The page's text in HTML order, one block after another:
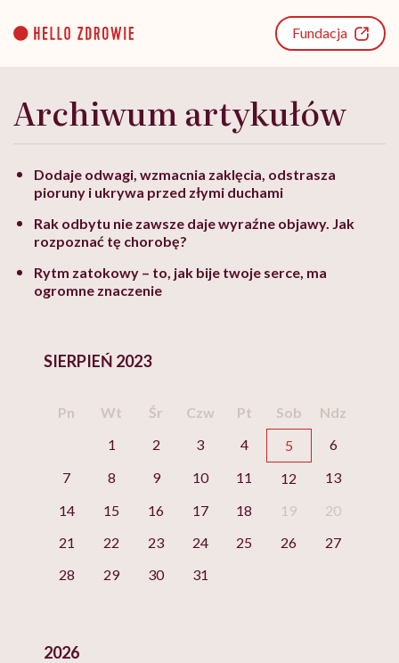
content
Fundacja
Archiwum artykułów
Dodaje odwagi, wzmacnia zaklęcia, odstrasza
pioruny i ukrywa przed złymi duchami
Rak odbytu nie zawsze daje wyraźne objawy. Jak
rozpoznać tę chorobę?
Rytm zatokowy – to, jak bije twoje serce, ma
ogromne znaczenie
SIERPIEŃ 2023
Pn Wt Śr Czw Pt Sob
Ndz
1
2 3 4 5
6
7
8 9 10 11 12
13
14
15 16 17 18 19
20
21
22 23 24 25 26
27
28
29 30 31
2026